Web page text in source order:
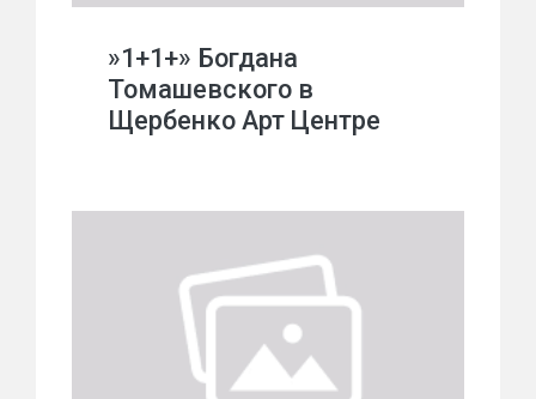
»1+1+» Богдана
Томашевского в
Щербенко Арт Центре